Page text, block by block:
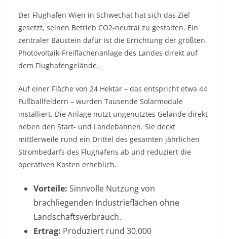
Der Flughafen Wien in Schwechat hat sich das Ziel
gesetzt, seinen Betrieb CO2-neutral zu gestalten. Ein
zentraler Baustein dafür ist die Errichtung der größten
Photovoltaik-Freiflächenanlage des Landes direkt auf
dem Flughafengelände.
Auf einer Fläche von 24 Hektar – das entspricht etwa 44
Fußballfeldern – wurden Tausende Solarmodule
installiert. Die Anlage nutzt ungenutztes Gelände direkt
neben den Start- und Landebahnen. Sie deckt
mittlerweile rund ein Drittel des gesamten jährlichen
Strombedarfs des Flughafens ab und reduziert die
operativen Kosten erheblich.
Vorteile: Sinnvolle Nutzung von
brachliegenden Industrieflächen ohne
Landschaftsverbrauch.
Ertrag: Produziert rund 30.000